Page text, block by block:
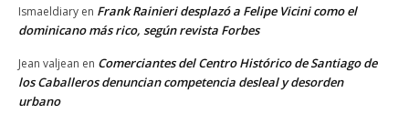
Ismaeldiary en Frank Rainieri desplazó a Felipe Vicini como el
dominicano más rico, según revista Forbes
Jean valjean en Comerciantes del Centro Histórico de Santiago de
los Caballeros denuncian competencia desleal y desorden
urbano